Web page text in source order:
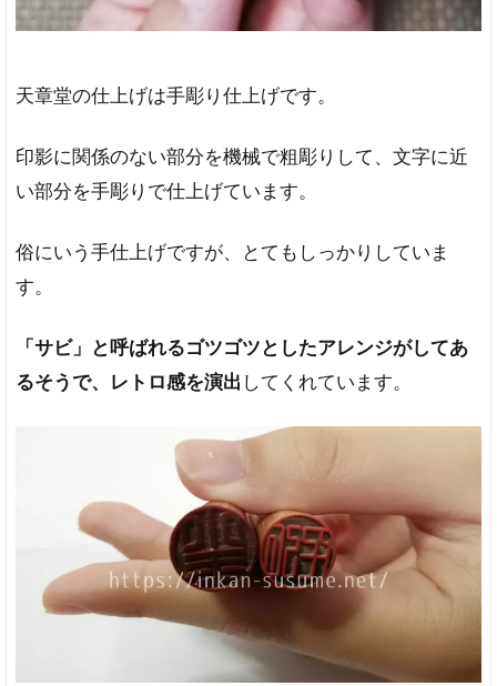
天章堂の仕上げは手彫り仕上げです。
印影に関係のない部分を機械で粗彫りして、文字に近
い部分を手彫りで仕上げています。
俗にいう手仕上げですが、とてもしっかりしていま
す。
「サビ」と呼ばれるゴツゴツとしたアレンジがしてあ
るそうで、レトロ感を演出 してくれています。